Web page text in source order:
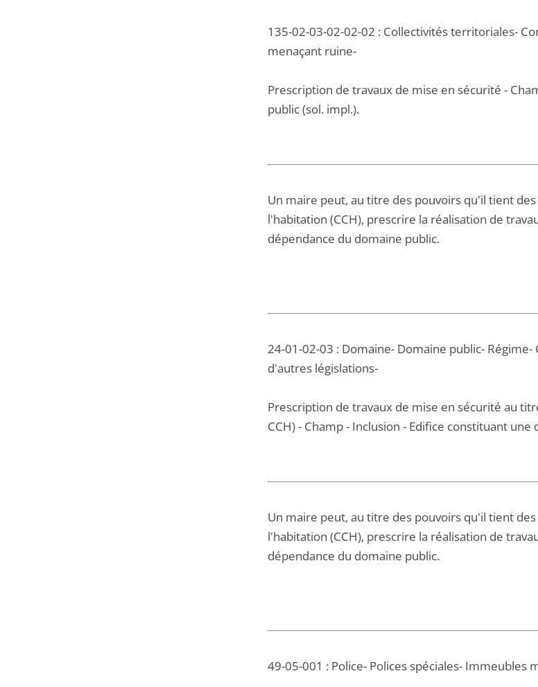
135-02-03-02-02-02 : Collectivités territoriales-
menaçant ruine-
Prescription de travaux de mise en sécurité -
public (sol. impl.).
Un maire peut, au titre des pouvoirs qu'il tient
l'habitation (CCH), prescrire la réalisation de
dépendance du domaine public.
24-01-02-03 : Domaine- Domaine public-
d'autres législations-
Prescription de travaux de mise en sécurité au
CCH) - Champ - Inclusion - Edifice constituant
Un maire peut, au titre des pouvoirs qu'il tient
l'habitation (CCH), prescrire la réalisation de
dépendance du domaine public.
49-05-001 : Police- Polices spéciales- Immeubles